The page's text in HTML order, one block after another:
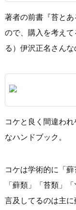
著者の前書『苔と
ので、購入を考え
る）伊沢正名さんな
コケと良く間違わ
なハンドブック。
コケは学術的に「
「蘚類」「苔類」
言及してるのは主